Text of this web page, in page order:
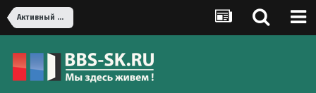
Активный отдых, путешествия, веложизнь